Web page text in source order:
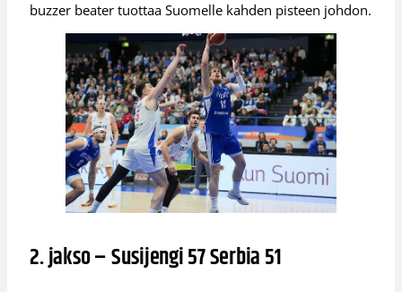
buzzer beater tuottaa Suomelle kahden pisteen johdon.
2. jakso – Susijengi 57 Serbia 51